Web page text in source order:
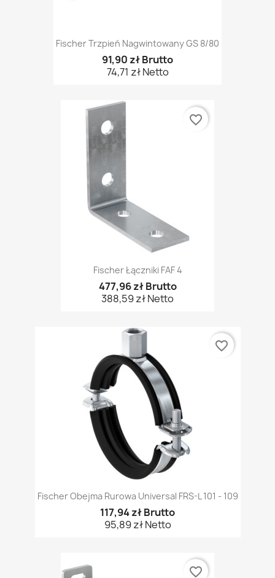
Fischer Trzpień Nagwintowany GS 8/80
91,90 zł Brutto
74,71 zł Netto
Fischer Łączniki FAF 4
477,96 zł Brutto
388,59 zł Netto
favorite_border
Fischer Obejma Rurowa Universal FRS-L 101 - 109
117,94 zł Brutto
95,89 zł Netto
favorite_border
favorite_border